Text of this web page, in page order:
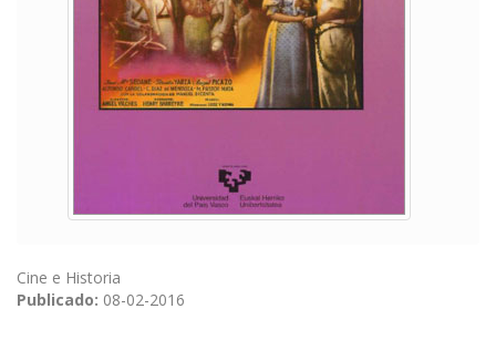
Cine e Historia
Publicado: 08-02-2016